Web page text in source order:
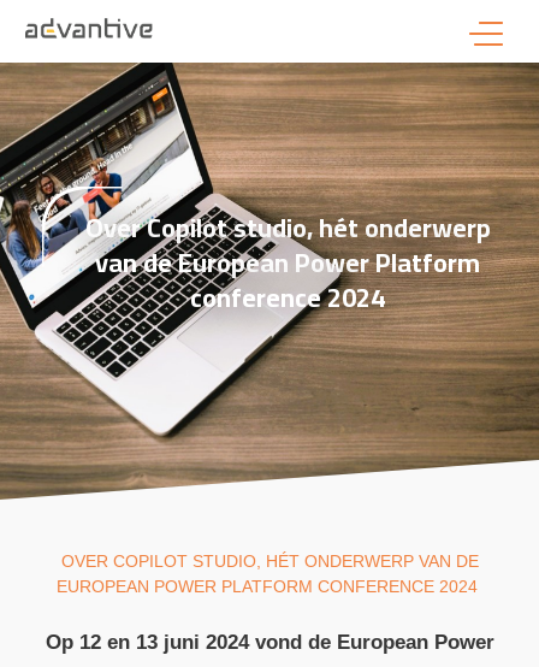
Over Copilot studio, hét onderwerp
van de European Power Platform
conference 2024
OVER COPILOT STUDIO, HÉT ONDERWERP VAN DE
EUROPEAN POWER PLATFORM CONFERENCE 2024 ​
Op 12 en 13 juni 2024 vond de European Power